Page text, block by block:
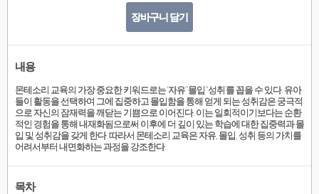
장바구니 담기
내용
몬테소리 교육의 가장 중요한 키워드로는 ‘자유’ ‘몰입’ ‘성취’를 꼽을 수 있다. 유아
들이 활동을 선택하여 그에 집중하고 몰입함을 통해 얻게 되는 성취감은 궁극적
으로 자신의 잠재력을 깨닫는 기쁨으로 이어진다. 이는 일회적이기보다는 순환
적인 경험을 통해 내재화됨으로써 이후에 더 깊이 있는 학습에 대한 집중력과 몰
입 및 성취감을 갖게 한다. 따라서 몬테소리 교육은 자유, 몰입, 성취 등의 가치를
어려서부터 내면화하는 과정을 강조한다.
목차